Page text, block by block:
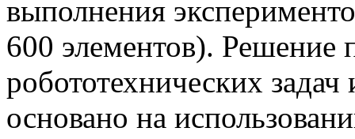
выполнения
600 элементов). Решение
робототехнических задач
основано на